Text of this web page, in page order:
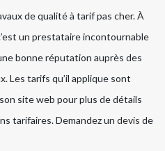
de qualité à tarif pas cher. À
un prestataire incontournable
bonne réputation auprès des
Les tarifs qu’il applique sont
site web pour plus de détails
tarifaires. Demandez un devis de